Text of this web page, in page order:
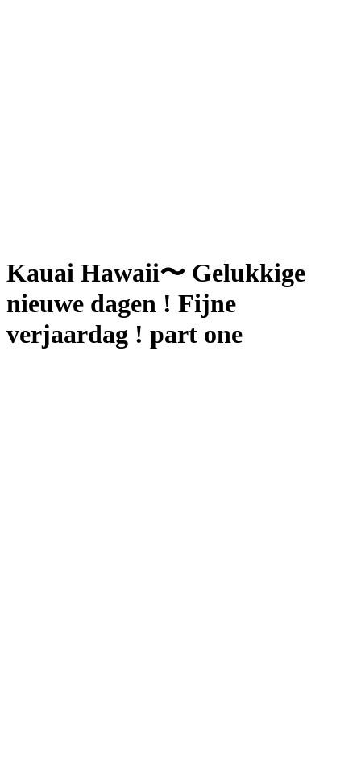
Kauai Hawaii〜 Gelukkige
nieuwe dagen ! Fijne
verjaardag ! part one